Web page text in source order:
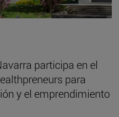
participa en el
para
y el emprendimiento